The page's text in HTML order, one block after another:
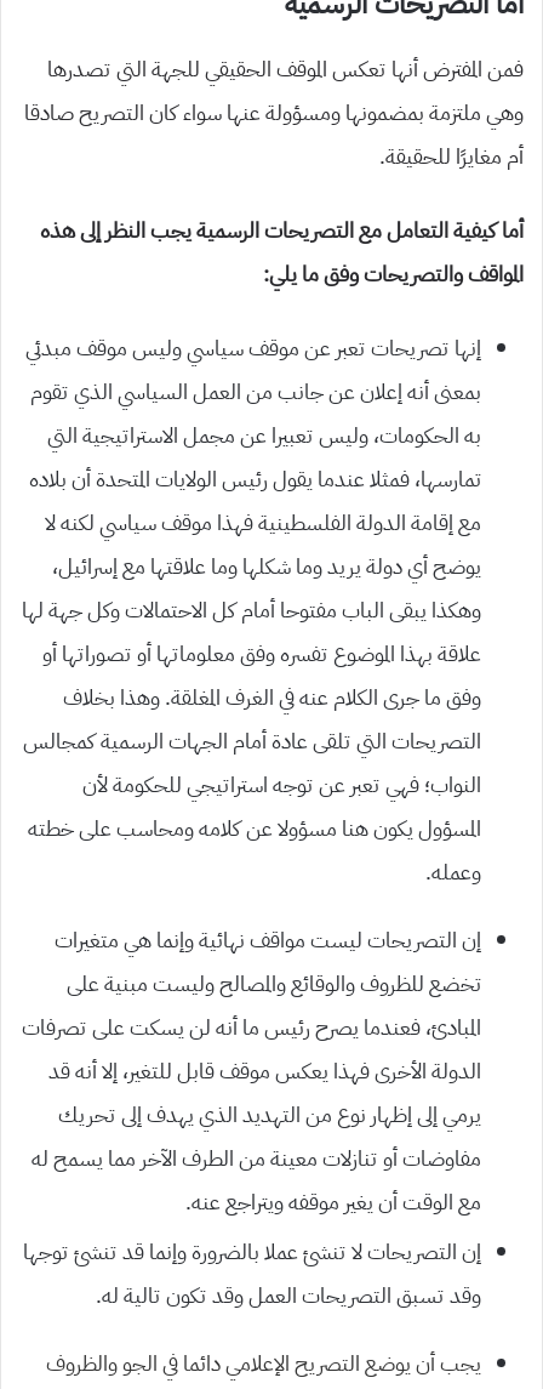
فمن المفترض أنها تعكس الموقف الحقيقي للجهة التي تصدرها
وهي ملتزمة بمضمونها ومسؤولة عنها سواء كان التصريح صادقا
أم مغايرًا للحقيقة.
أما كيفية التعامل مع التصريحات الرسمية يجب النظر إلى هذه
المواقف والتصريحات وفق ما يلي:
إنها تصريحات تعبر عن موقف سياسي وليس موقف مبدئي
بمعنى أنه إعلان عن جانب من العمل السياسي الذي تقوم
به الحكومات، وليس تعبيرا عن مجمل الاستراتيجية التي
تمارسها، فمثلا عندما يقول رئيس الولايات المتحدة أن بلاده
مع إقامة الدولة الفلسطينية فهذا موقف سياسي لكنه لا
يوضح أي دولة يريد وما شكلها وما علاقتها مع إسرائيل،
وهكذا يبقى الباب مفتوحا أمام كل الاحتمالات وكل جهة لها
علاقة بهذا الموضوع تفسره وفق معلوماتها أو تصوراتها أو
وفق ما جرى الكلام عنه في الغرف المغلقة. وهذا بخلاف
التصريحات التي تلقى عادة أمام الجهات الرسمية كمجالس
النواب؛ فهي تعبر عن توجه استراتيجي للحكومة لأن
المسؤول يكون هنا مسؤولا عن كلامه ومحاسب على خطته
وعمله.
إن التصريحات ليست مواقف نهائية وإنما هي متغيرات
تخضع للظروف والوقائع والمصالح وليست مبنية على
المبادئ، فعندما يصرح رئيس ما أنه لن يسكت على تصرفات
الدولة الأخرى فهذا يعكس موقف قابل للتغير، إلا أنه قد
يرمي إلى إظهار نوع من التهديد الذي يهدف إلى تحريك
مفاوضات أو تنازلات معينة من الطرف الآخر مما يسمح له
مع الوقت أن يغير موقفه ويتراجع عنه.
إن التصريحات لا تنشئ عملا بالضرورة وإنما قد تنشئ توجها
وقد تسبق التصريحات العمل وقد تكون تالية له.
يجب أن يوضع التصريح الإعلامي دائما في الجو والظروف